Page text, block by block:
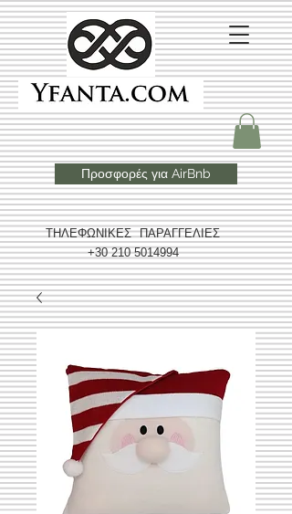
ΤΗΛΕΦΩΝΙΚΕΣ ΠΑΡΑΓΓΕΛΙΕΣ
+30 210 5014994
Προσφορές για AirBnb